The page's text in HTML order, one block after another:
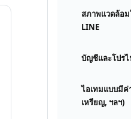
สภาพแวดล้อม
LINE
บัญชีและโปรไ
ไอเทมแบบมีค่
เหรียญ, ฯลฯ)